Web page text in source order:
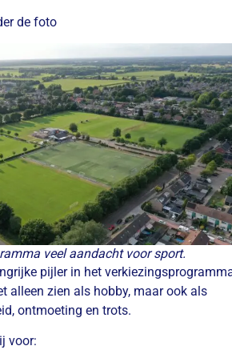
de foto
veel aandacht voor sport.
pijler in het
alleen zien als hobby, maar ook als
ontmoeting en trots.
voor: